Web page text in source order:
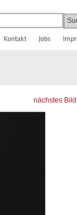
Kontakt Jobs
nächstes Bild